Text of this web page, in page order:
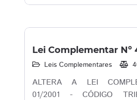
Lei Complementar Nº
Leis Complementares
ALTERA A LEI
01/2001 - CÓDIGO